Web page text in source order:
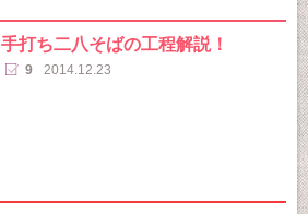
手打ち二八そばの工程解説！
9 2014.12.23